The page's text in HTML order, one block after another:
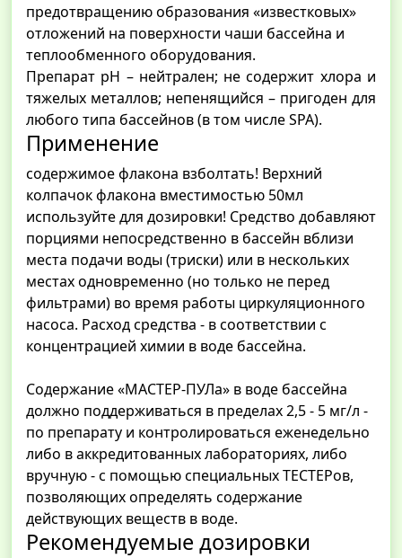
предотвращению образования «известковых»
отложений на поверхности чаши бассейна и
теплообменного оборудования.
Препарат рН – нейтрален; не содержит хлора и
тяжелых металлов; непенящийся – пригоден для
любого типа бассейнов (в том числе SPA).
Применение
содержимое флакона взболтать! Верхний
колпачок флакона вместимостью 50мл
используйте для дозировки! Средство добавляют
порциями непосредственно в бассейн вблизи
места подачи воды (триски) или в нескольких
местах одновременно (но только не перед
фильтрами) во время работы циркуляционного
насоса. Расход средства - в соответствии с
концентрацией химии в воде бассейна.
Содержание «МАСТЕР-ПУЛа» в воде бассейна
должно поддерживаться в пределах 2,5 - 5 мг/л -
по препарату и контролироваться еженедельно
либо в аккредитованных лабораториях, либо
вручную - с помощью специальных ТЕСТЕРов,
позволяющих определять содержание
действующих веществ в воде.
Рекомендуемые дозировки